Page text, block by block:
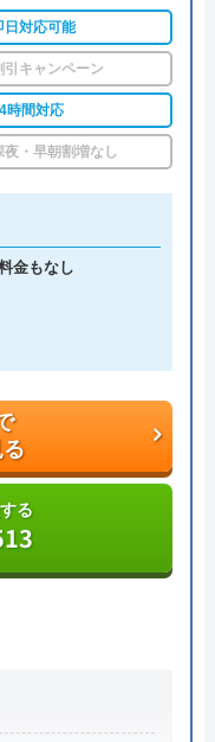
除く）
しているトイレ修
術者の資格を保有
けてくれ、しっか
積もり金額から増
込・クレジットカ
め緊急トラブル時
時間電話で相談を
依頼をしてみては
報
日対応可能
引キャンペーン
時間対応
夜・早朝割増なし
金もなし
る